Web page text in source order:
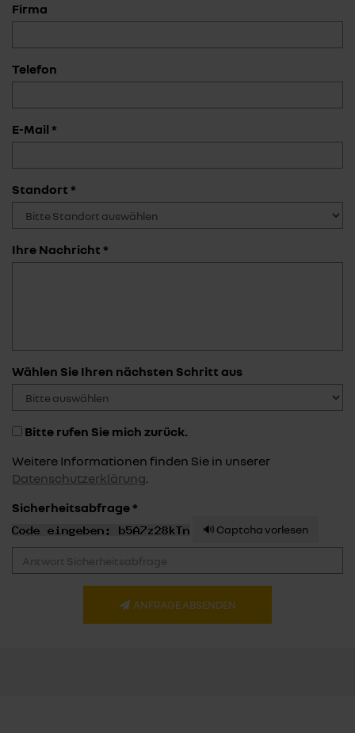
Firma
Telefon
E-Mail *
Standort *
Ihre Nachricht *
Wählen Sie Ihren nächsten Schritt aus
Bitte rufen Sie mich zurück.
Weitere Informationen finden Sie in unserer
Datenschutzerklärung.
Sicherheitsabfrage *
🔊 Captcha vorlesen
ANFRAGE ABSENDEN